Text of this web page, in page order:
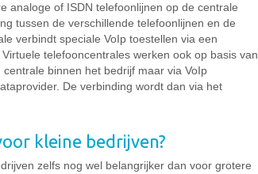
analoge of ISDN telefoonlijnen op de centrale
tussen de verschillende telefoonlijnen en de
verbindt speciale VoIp toestellen via een
telefooncentrales werken ook op basis van
binnen het bedrijf maar via VoIp
De verbinding wordt dan via het
kleine bedrijven?
zelfs nog wel belangrijker dan voor grotere